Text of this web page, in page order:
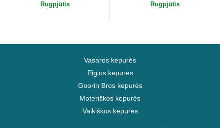
Rugpjūtis
Rugpjūtis
Vasaros kepurės
Pigios kepurės
Goorin Bros kepurės
Moteriškos kepurės
Vaikiškos kepurės